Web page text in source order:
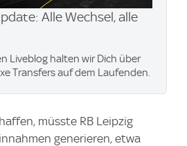
Alle Wechsel, alle
Liveblog halten wir Dich über
Transfers auf dem Laufenden.
müsste RB Leipzig
generieren, etwa